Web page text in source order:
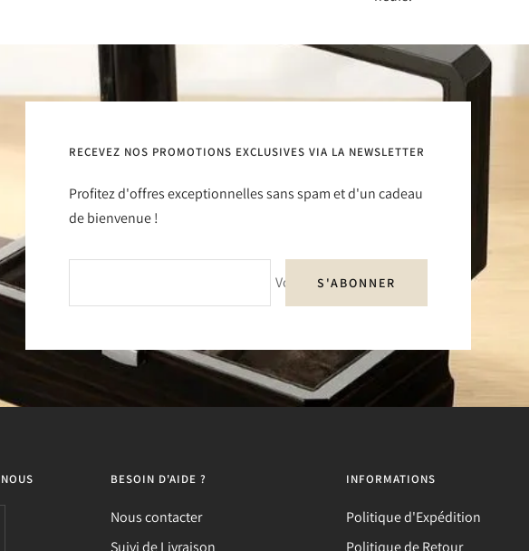
RECEVEZ NOS PROMOTIONS EXCLUSIVES VIA LA NEWSLETTER
Profitez d'offres exceptionnelles sans spam et d'un cadeau
de bienvenue !
Votre e-mailS'ABONNER
BESOIN D'AIDE ?
Nous contacter
Suivi de Livraison
INFORMATIONS
Politique d'Expédition
Politique de Retour